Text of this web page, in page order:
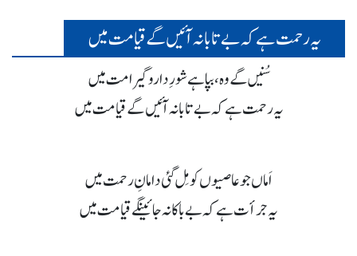
یہ رحمت ہے کہ بے تابانہ آئیں گے قیامت میں
سُنیں گے وہ، بپا ہے شورِ داروگیر امت میں
یہ رحمت ہے کہ بے تابانہ آئیں گے قیامت میں
اَماں جو عاصیوں کو مِل گئی دامانِ رحمت میں
یہ جرأت ہے کہ بے باکانہ جائینگے قیامت میں